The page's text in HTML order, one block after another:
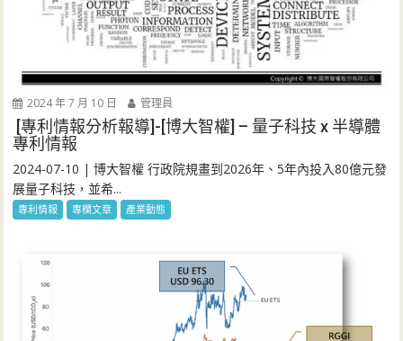
2024 年 7 月 10 日 管理員
[專利情報分析報導]-[博大智權] – 量子科技 x 半導體
專利情報
2024-07-10 | 博大智權 行政院規畫到2026年、5年內投入80億元發
展量子科技，並希...
專利情報 專欄文章 產業動態